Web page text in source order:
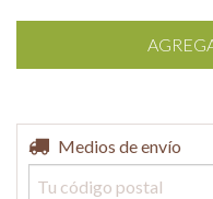
Entregas para el CP:
Medios de envío